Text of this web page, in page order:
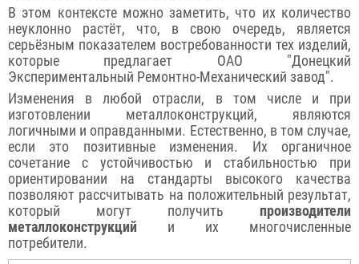
В этом контексте можно заметить, что их количество
неуклонно растёт, что, в свою очередь, является
серьёзным показателем востребованности тех изделий,
которые предлагает ОАО "Донецкий
Экспериментальный Ремонтно-Механический завод".
Изменения в любой отрасли, в том числе и при
изготовлении металлоконструкций, являются
логичными и оправданными. Естественно, в том случае,
если это позитивные изменения. Их органичное
сочетание с устойчивостью и стабильностью при
ориентировании на стандарты высокого качества
позволяют рассчитывать на положительный результат,
который могут получить производители
металлоконструкций и их многочисленные
потребители.